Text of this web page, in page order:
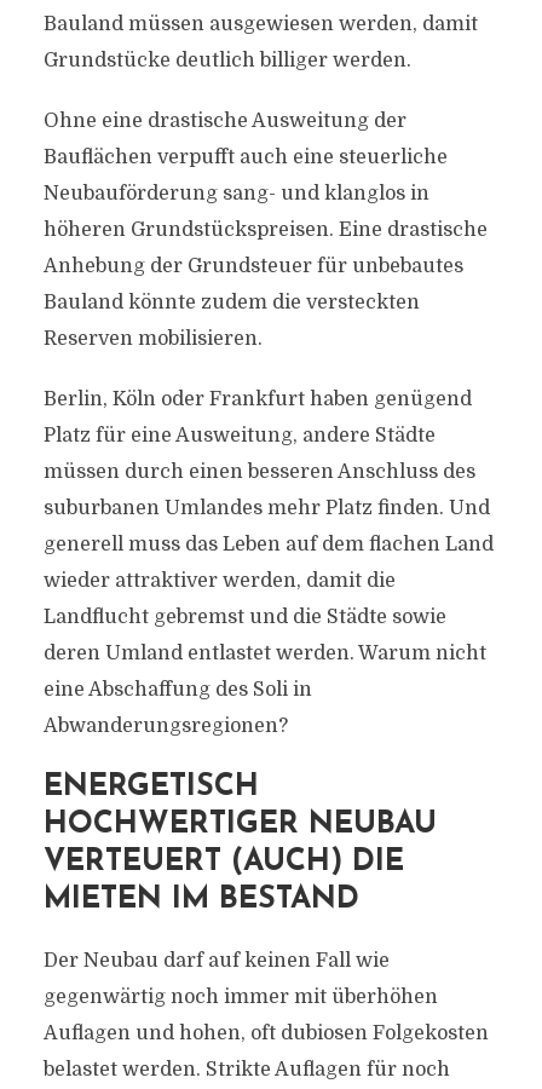
Bauland müssen ausgewiesen werden, damit
Grundstücke deutlich billiger werden.
Ohne eine drastische Ausweitung der
Bauflächen verpufft auch eine steuerliche
Neubauförderung sang- und klanglos in
höheren Grundstückspreisen. Eine drastische
Anhebung der Grundsteuer für unbebautes
Bauland könnte zudem die versteckten
Reserven mobilisieren.
Berlin, Köln oder Frankfurt haben genügend
Platz für eine Ausweitung, andere Städte
müssen durch einen besseren Anschluss des
suburbanen Umlandes mehr Platz finden. Und
generell muss das Leben auf dem flachen Land
wieder attraktiver werden, damit die
Landflucht gebremst und die Städte sowie
deren Umland entlastet werden. Warum nicht
eine Abschaffung des Soli in
Abwanderungsregionen?
ENERGETISCH
HOCHWERTIGER NEUBAU
VERTEUERT (AUCH) DIE
MIETEN IM BESTAND
Der Neubau darf auf keinen Fall wie
gegenwärtig noch immer mit überhöhen
Auflagen und hohen, oft dubiosen Folgekosten
belastet werden. Strikte Auflagen für noch